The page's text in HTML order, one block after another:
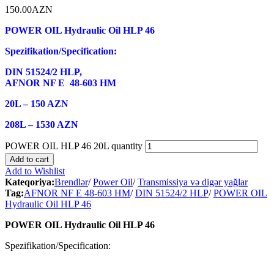
150.00AZN
POWER OIL Hydraulic Oil HLP 46
Spezifikation/Specification:
DIN 51524/2 HLP,
AFNOR NF E 48-603 HM
20L – 150 AZN
208L – 1530 AZN
POWER OIL HLP 46 20L quantity
Add to cart
Add to Wishlist
Kateqoriya:Brendlər/Power Oil/Transmissiya və digər yağlar
Tag:AFNOR NF E 48-603 HM/DIN 51524/2 HLP/POWER OIL
Hydraulic Oil HLP 46
POWER OIL Hydraulic Oil HLP 46
Spezifikation/Specification: